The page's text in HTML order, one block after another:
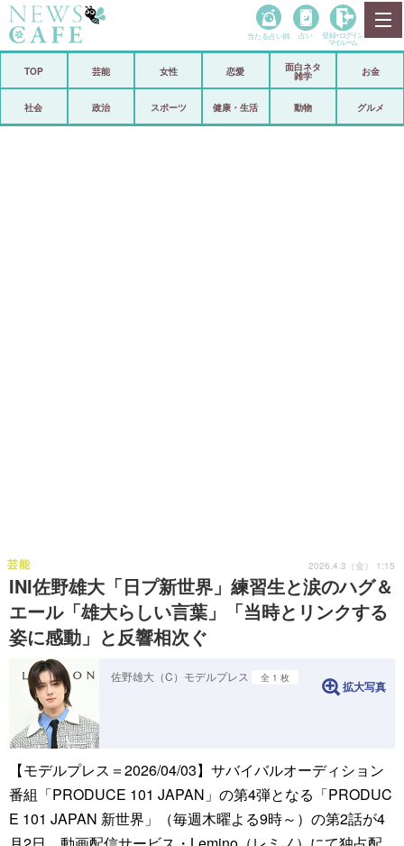
政治
当たる占い師 占い 登録• ログイン
マイルーム
TOP 芸能 女性 恋愛
面白ネタ
雑学
お金
社会 政治 スポーツ 健康・生活 動物 グルメ
INI佐野雄大「日プ新世界」練習生と涙のハグ＆
エール「雄大らしい言葉」「当時とリンクする
姿に感動」と反響相次ぐ
芸能 2026.4.3（金） 1:15
佐野雄大（C）モデルプレス 全 1 枚
拡大写真
【モデルプレス＝2026/04/03】サバイバルオーディション
番組「PRODUCE 101 JAPAN」の第4弾となる「PRODUC
E 101 JAPAN 新世界」（毎週木曜よる9時～）の第2話が4